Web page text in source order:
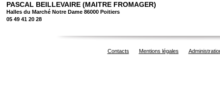
PASCAL BEILLEVAIRE (MAITRE FROMAGER)
Halles du Marché Notre Dame 86000 Poitiers
05 49 41 20 28
Contacts Mentions légales